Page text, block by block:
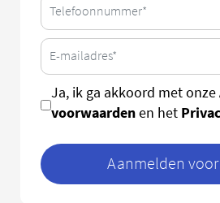
Ja, ik ga akkoord met onze
voorwaardenen het
Aanmelden